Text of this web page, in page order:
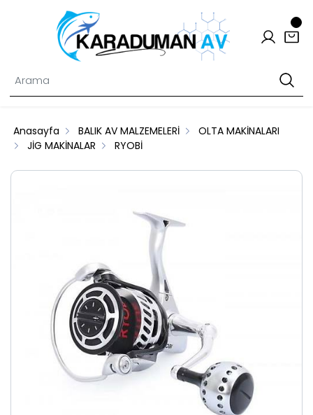
Anasayfa BALIK AV MALZEMELERİ
OLTA MAKİNALARI
JİG MAKİNALAR
RYOBİ